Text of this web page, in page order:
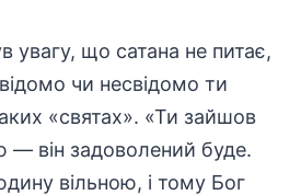
увагу, що сатана не питає,
чи несвідомо ти
«святах». «Ти зайшов
— він задоволений буде.
вільною, і тому Бог